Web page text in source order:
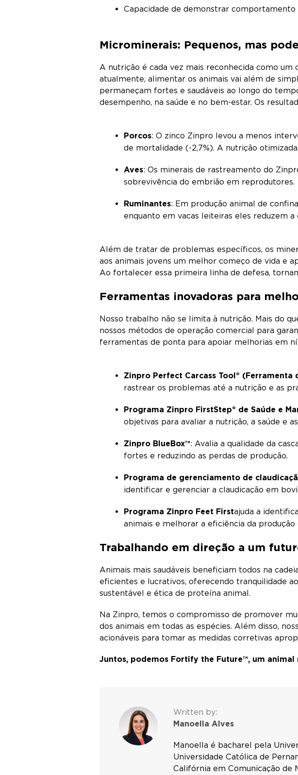
Capacidade de demonstrar comportamento
Microminerais: Pequenos, mas
A nutrição é cada vez mais reconhecida como
atualmente, alimentar os animais vai além de
permaneçam fortes e saudáveis ao longo do
desempenho, na saúde e no bem-estar. Os
Porcos: O zinco Zinpro levou a menos
de mortalidade (-2,7%). A nutrição
Aves: Os minerais de rastreamento do
sobrevivência do embrião em reprodutores.
Ruminantes: Em produção animal de
enquanto em vacas leiteiras eles reduzem a
Além de tratar de problemas específicos, os
aos animais jovens um melhor começo de vida e
Ao fortalecer essa primeira linha de defesa,
Ferramentas inovadoras para
Nosso trabalho não se limita à nutrição. Mais do
nossos métodos de operação comercial para
ferramentas de ponta para apoiar melhorias em
Zinpro Perfect Carcass Tool® (Ferramenta
rastrear os problemas até a nutrição e as
Programa Zinpro FirstStep® de Saúde e
objetivas para avaliar a nutrição, a saúde e
Zinpro BlueBox™: Avalia a qualidade da
fortes e reduzindo as perdas de produção.
Programa de gerenciamento de
identificar e gerenciar a claudicação em
Programa Zinpro Feet Firstajuda a
animais e melhorar a eficiência da produção
Trabalhando em direção a um
Animais mais saudáveis beneficiam todos na
eficientes e lucrativos, oferecendo tranquilidade
sustentável e ética de proteína animal.
Na Zinpro, temos o compromisso de promover
dos animais em todas as espécies. Além disso,
acionáveis para tomar as medidas corretivas
Juntos, podemos Fortify the Future™, um animal
Written by:
Manoella Alves
Manoella é bacharel pela
Universidade Católica de
Califórnia em Comunicação de